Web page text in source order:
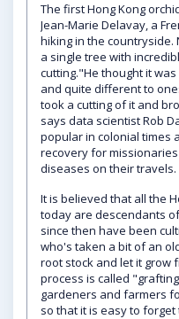
The first Hong Kong
Jean-Marie Delavay, a
hiking in the
a single tree with
cutting."He thought it
and quite different to
took a cutting of it and
says data scientist Rob
popular in colonial times
recovery for
diseases on their travels.
It is believed that all the
today are descendants
since then have been
who's taken a bit of an
root stock and let it grow
process is called
gardeners and farmers
so that it is easy to